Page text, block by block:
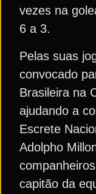
vezes na
6 a 3.
Pelas suas
convocado
Brasileira na
ajudando a
Escrete
Adolpho
capitão da